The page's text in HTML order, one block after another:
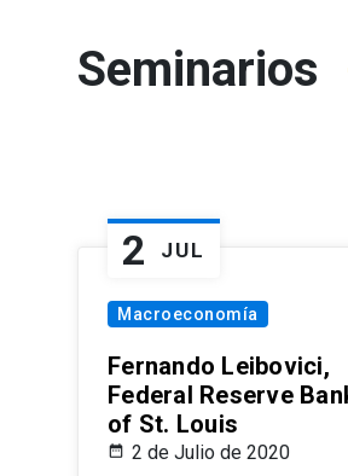
Seminarios
2 JUL
Macroeconomía
Fernando Leibovici,
Federal Reserve
of St. Louis
2 de Julio de 2020